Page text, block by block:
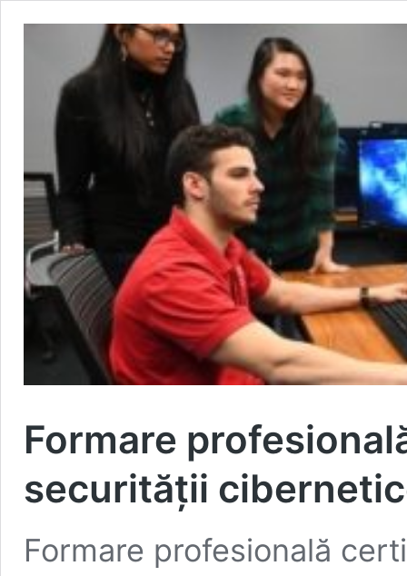
Formare
securității
Formare profesională